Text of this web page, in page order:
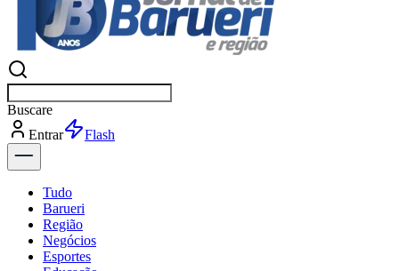
Buscarpol
Entrar
Flash
Tudo
Barueri
Região
Negócios
Esportes